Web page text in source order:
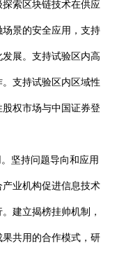
索区块链技术在供应
景的安全应用，支持
展。支持试验区内高
支持试验区内区域性
权市场与中国证券登
坚持问题导向和应用
业机构促进信息技术
建立揭榜挂帅机制，
共用的合作模式，研